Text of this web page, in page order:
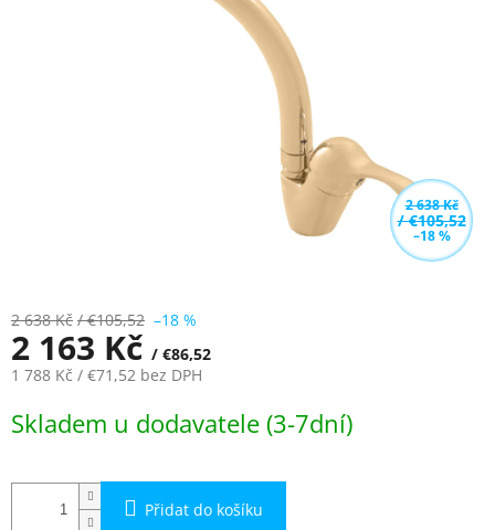
2 638 Kč
/ €105,52
–18 %
2 638 Kč / €105,52 –18 %
2 163 Kč / €86,52
1 788 Kč / €71,52 bez DPH
cena:
Skladem u dodavatele (3-7dní)
Přidat do košíku